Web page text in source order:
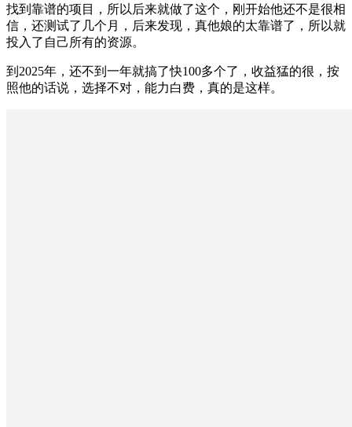
找到靠谱的项目，所以后来就做了这个，刚开始他还不是很相
信，还测试了几个月，后来发现，真他娘的太靠谱了，所以就
投入了自己所有的资源。
到2025年，还不到一年就搞了快100多个了，收益猛的很，按
照他的话说，选择不对，能力白费，真的是这样。